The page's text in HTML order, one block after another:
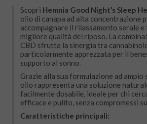
Scopri Hemnia Good Night’s Sleep
olio di canapa ad alta concentrazione
accompagnare il rilassamento serale
migliore qualità del riposo. La
CBD sfrutta la sinergia tra
particolarmente apprezzata per il
supporto al sonno.
Grazie alla sua formulazione ad
olio rappresenta una soluzione
facilmente dosabile, ideale per chi
efficace e pulito, senza compromessi
Caratteristiche principali: